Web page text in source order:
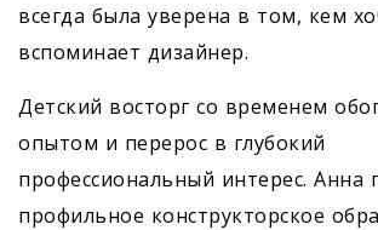
всегда была уверена в том, кем
вспоминает дизайнер.
Детский восторг со временем
опытом и перерос в глубокий
профессиональный интерес. Анна
профильное конструкторское